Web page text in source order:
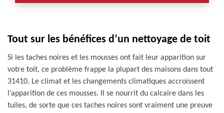
Tout sur les bénéfices d’un nettoyage de toit
Si les taches noires et les mousses ont fait leur apparition sur
votre toit, ce problème frappe la plupart des maisons dans tout
31410. Le climat et les changements climatiques accroissent
l’apparition de ces mousses. Il se nourrit du calcaire dans les
tuiles, de sorte que ces taches noires sont vraiment une preuve